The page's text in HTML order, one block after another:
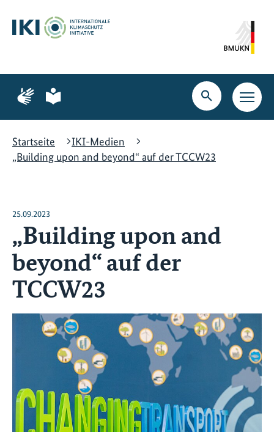
Hauptinhalt
springen
Suche
springen
Hauptnavigation
springen
Zur
Seite
Gebärdensprache
Zur
Seite
leichte
Suche
öffnen
Startseite
IKI-Medien
„Building upon and beyond“ auf der TCCW23
25.09.2023
„Building upon and
beyond“ auf der
TCCW23